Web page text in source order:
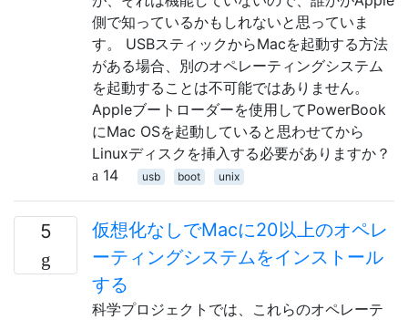
側で知っているかもしれないと思っていま
す。 USBスティックからMacを起動する方法
がある場合、別のオペレーティングシステム
を起動することは不可能ではありません。
Appleブートローダーを使用してPowerBook
にMac OSを起動していると思わせてから
Linuxディスクを挿入する必要がありますか？
14
usb boot unix
5
仮想化なしでMacに20以上のオペレ
ーティングシステムをインストール
する
科学プロジェクトでは、これらのオペレーテ